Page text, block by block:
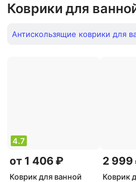
Коврики для
Антискользящие коврики для
4.7
от 1 406 ₽
Коврик для ванной
2 999
Коврик